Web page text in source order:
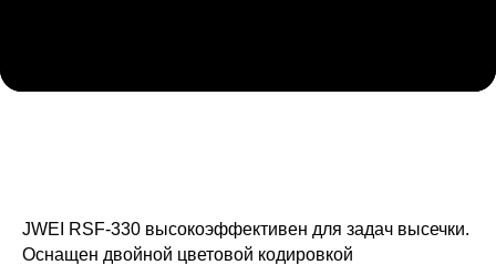
JWEI RSF-330 высокоэффективен для задач высечки.
Оснащен двойной цветовой кодировкой